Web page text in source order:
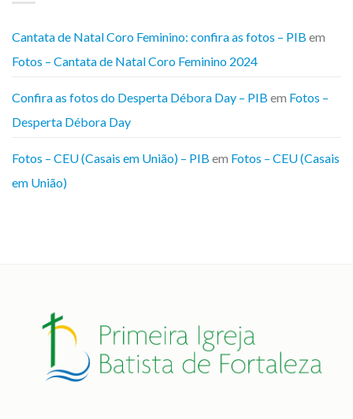
Cantata de Natal Coro Feminino: confira as fotos – PIB em
Fotos – Cantata de Natal Coro Feminino 2024
Confira as fotos do Desperta Débora Day – PIB em Fotos –
Desperta Débora Day
Fotos – CEU (Casais em União) – PIB em Fotos – CEU (Casais
em União)